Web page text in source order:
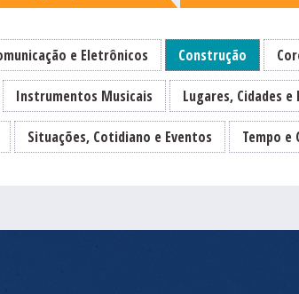
e Eletrônicos Construção
Instrumentos Musicais Lugares, Cidades e
Situações, Cotidiano e Eventos Tempo e